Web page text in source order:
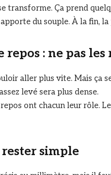
transforme. Ça prend
du souple. À la fin,
repos : ne pas
aller plus vite. Mais ça
levé sera plus dense.
ont chacun leur rôle.
rester simple